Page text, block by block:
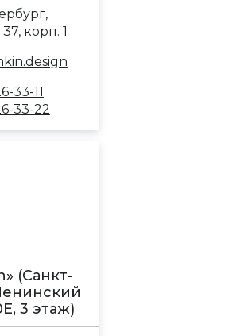
корп. 1
33-11
33-22
(Санкт-
3 этаж)